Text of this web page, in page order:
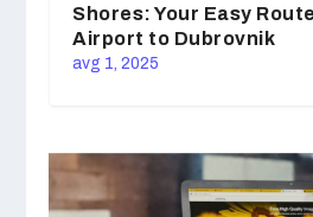
Shores: Your Easy
Airport to Dubrovnik
avg 1, 2025